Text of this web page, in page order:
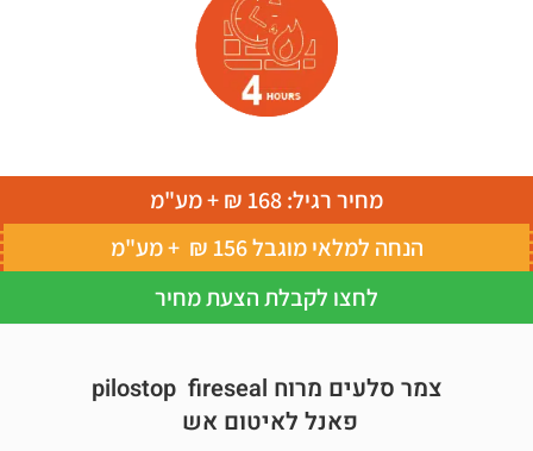
מחיר רגיל: 168 ₪ + מע"מ
הנחה למלאי מוגבל 156 ₪ + מע"מ
לחצו לקבלת הצעת מחיר
צמר סלעים מרוח pilostop fireseal
פאנל לאיטום אש